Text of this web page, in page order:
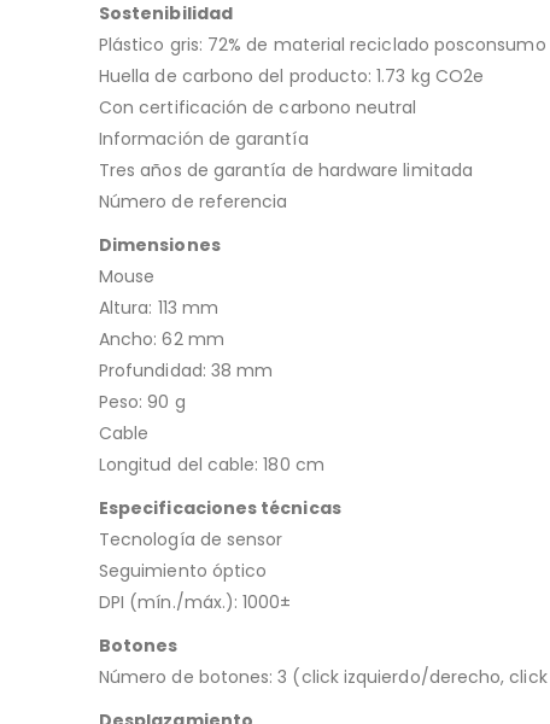
Sostenibilidad
Plástico gris: 72% de material reciclado
Huella de carbono del producto: 1.73 kg CO2e
Con certificación de carbono neutral
Información de garantía
Tres años de garantía de hardware limitada
Número de referencia
Dimensiones
Mouse
Altura: 113 mm
Ancho: 62 mm
Profundidad: 38 mm
Peso: 90 g
Cable
Longitud del cable: 180 cm
Especificaciones técnicas
Tecnología de sensor
Seguimiento óptico
DPI (mín./máx.): 1000±
Botones
Número de botones: 3 (click izquierdo/derecho,